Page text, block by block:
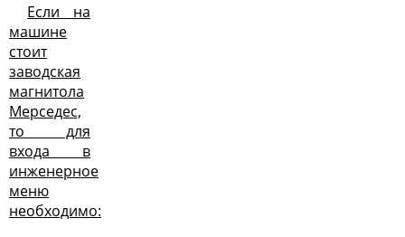
Если на
машине
стоит
заводская
магнитола
Мерседес,
то для
входа в
инженерное
меню
необходимо: